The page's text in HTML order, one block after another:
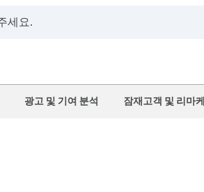
광고 및 기여 분석 잠재고객 및 리마